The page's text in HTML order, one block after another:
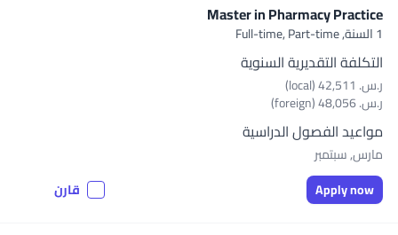
Master in Pharmacy Practice
1 السنة, Full-time, Part-time
التكلفة التقديرية السنوية
ر.س.‏ 42,511 (local)
ر.س.‏ 48,056 (foreign)
مواعيد الفصول الدراسية
مارس, سبتمبر
Apply now
قارن